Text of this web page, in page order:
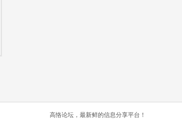
高恪论坛，最新鲜的信息分享平台！